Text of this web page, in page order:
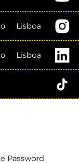
Lisboa
Lisboa
Password